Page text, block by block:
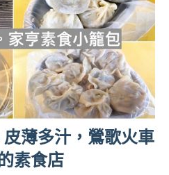
薄多汁，鶯歌火車
素食店